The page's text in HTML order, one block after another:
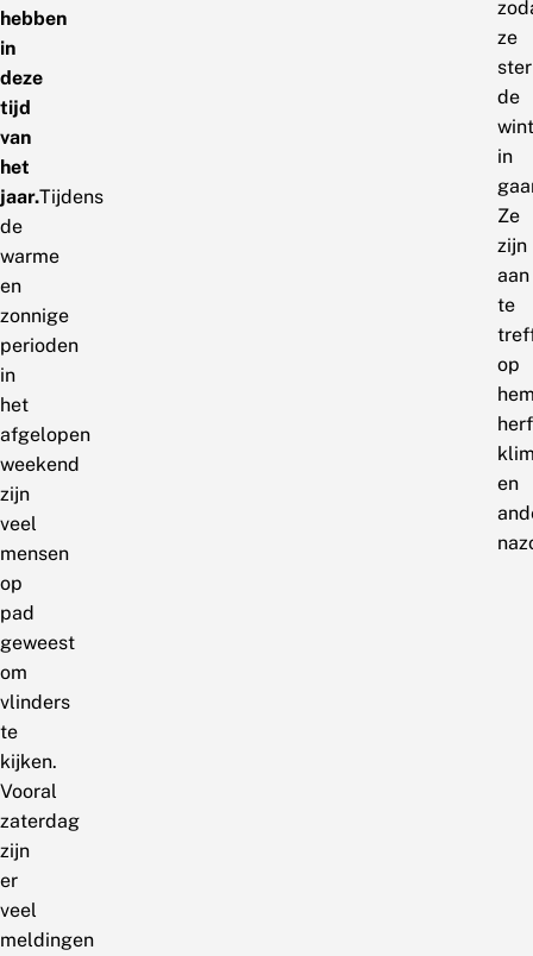
hebben
in
deze
tijd
van
het
jaar.Tijdens
de
warme
en
zonnige
perioden
in
het
afgelopen
weekend
zijn
veel
mensen
op
pad
geweest
om
vlinders
te
kijken.
Vooral
zaterdag
zijn
er
veel
meldingen
ze
de
in
Ze
zijn
aan
te
op
en